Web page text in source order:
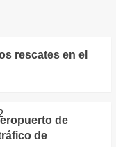
rescates en el
de
de